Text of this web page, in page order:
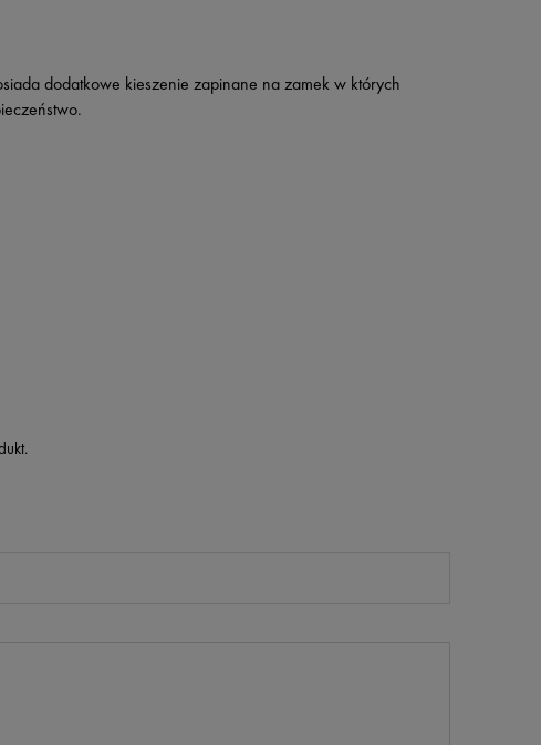
dodatkowe kieszenie zapinane na zamek w których